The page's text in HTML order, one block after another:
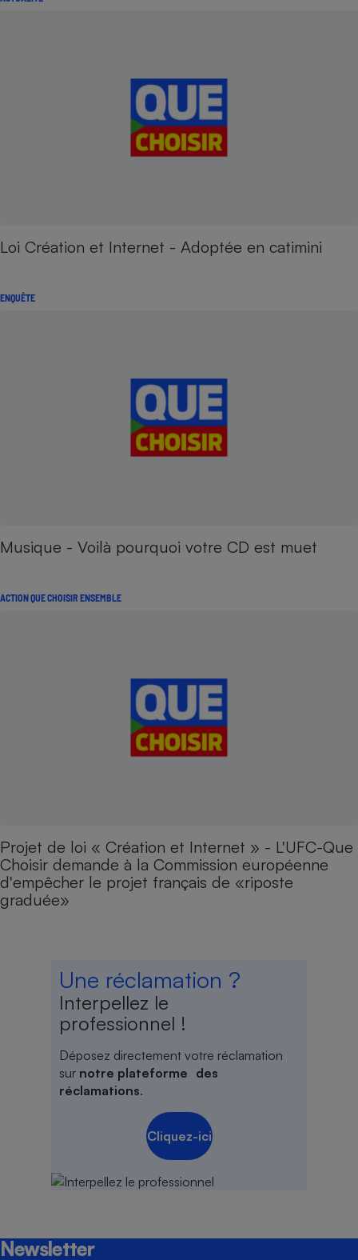
Loi Création et Internet - Adoptée en catimini
ENQUÊTE
Musique - Voilà pourquoi votre CD est muet
ACTION QUE CHOISIR ENSEMBLE
Projet de loi « Création et Internet » - L'UFC-Que
Choisir demande à la Commission européenne
d'empêcher le projet français de «riposte
graduée»
Une réclamation ?
Interpellez le
professionnel !
Déposez directement votre réclamation
sur notre plateforme des
réclamations.
Cliquez-ici
Newsletter